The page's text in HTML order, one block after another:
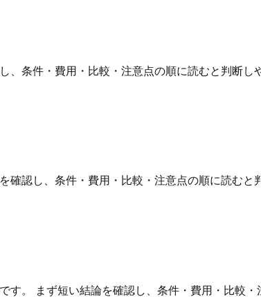
条件・費用・比較・注意点の順に読むと判断し
認し、条件・費用・比較・注意点の順に読むと
す。 まず短い結論を確認し、条件・費用・比較